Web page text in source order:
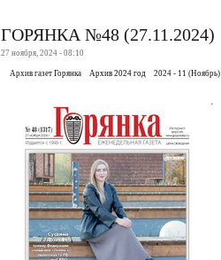
ГОРЯНКА №48 (27.11.2024)
27 ноября, 2024 - 08:10
Архив газет Горянка Архив 2024 год 2024 - 11 (Ноябрь)
.